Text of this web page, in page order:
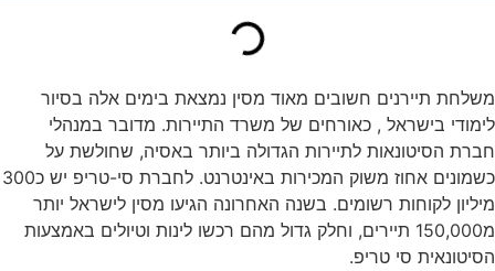
משלחת תיירנים חשובים מאוד מסין נמצאת בימים אלה בסיור
לימודי בישראל , כאורחים של משרד התיירות. מדובר במנהלי
חברת הסיטונאות לתיירות הגדולה ביותר באסיה, שחולשת על
כשמונים אחוז משוק המכירות באינטרנט. לחברת סי-טריפ יש כ300
מיליון לקוחות רשומים. בשנה האחרונה הגיעו מסין לישראל יותר
מ150,000 תיירים, וחלק גדול מהם רכשו לינות וטיולים באמצעות
הסיטונאית סי טריפ.